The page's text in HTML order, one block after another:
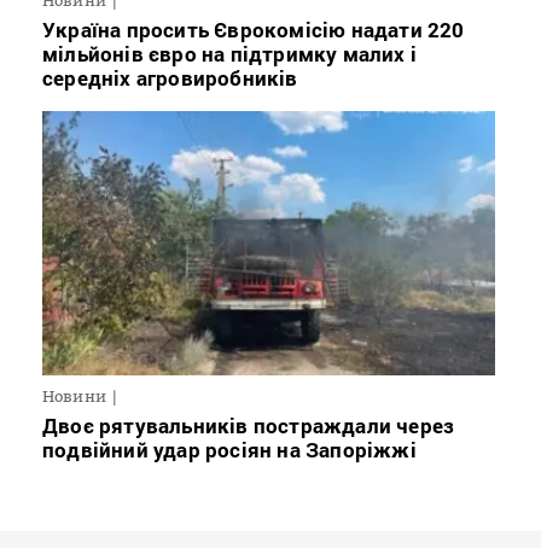
Україна просить Єврокомісію надати 220
мільйонів євро на підтримку малих і
середніх агровиробників
Новини
Двоє рятувальників постраждали через
подвійний удар росіян на Запоріжжі